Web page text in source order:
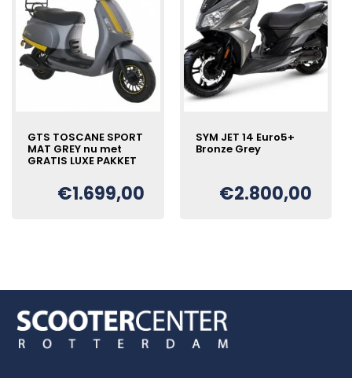
GTS TOSCANE SPORT
MAT GREY nu met
GRATIS LUXE PAKKET
€1.699,00
SYM JET 14 Euro5+
Bronze Grey
Oorspronkelijke
€2.800,00
Huidige